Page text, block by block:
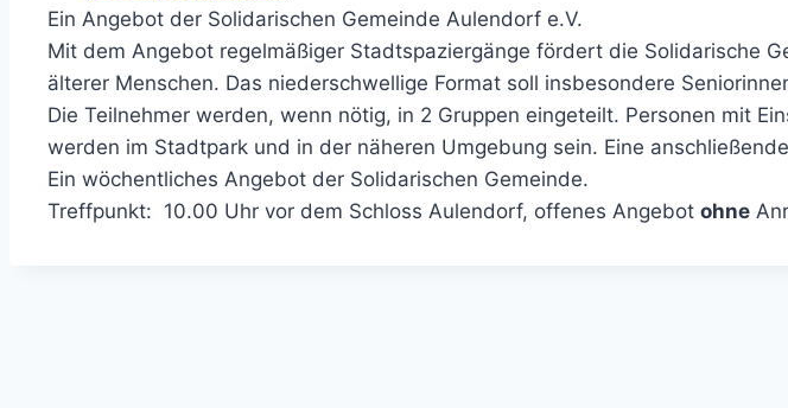
Ein Angebot der Solidarischen Gemeinde Aulendorf e.V.
Mit dem Angebot regelmäßiger Stadtspaziergänge fördert die Solidarische
älterer Menschen. Das niederschwellige Format soll insbesondere
Die Teilnehmer werden, wenn nötig, in 2 Gruppen eingeteilt. Personen mit
werden im Stadtpark und in der näheren Umgebung sein. Eine
Ein wöchentliches Angebot der Solidarischen Gemeinde.
Treffpunkt: 10.00 Uhr vor dem Schloss Aulendorf, offenes Angebot ohne